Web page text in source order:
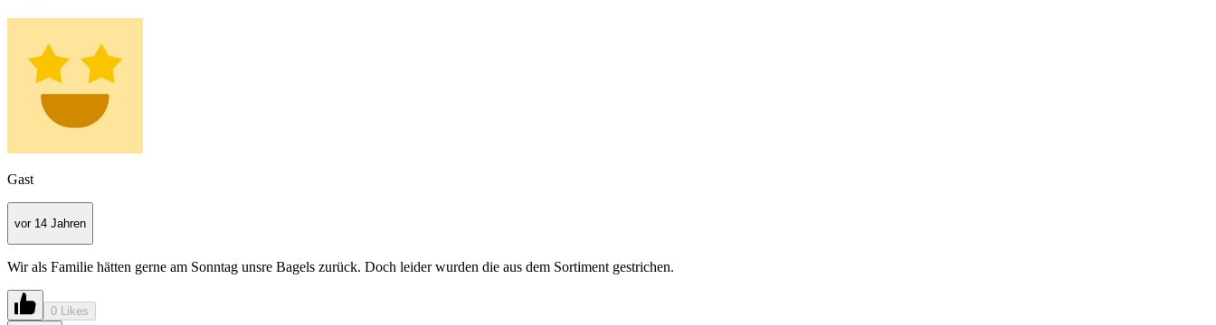
Gast
vor 14 Jahren
Wir als Familie hätten gerne am Sonntag unsre Bagels zurück. Doch leider wurden die aus dem Sortiment gestrichen.
0 Likes